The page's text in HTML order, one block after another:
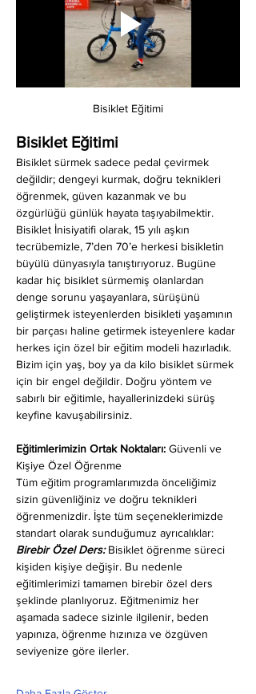
Bisiklet Eğitimi
Bisiklet Eğitimi
Bisiklet sürmek sadece pedal çevirmek
değildir; dengeyi kurmak, doğru teknikleri
öğrenmek, güven kazanmak ve bu
özgürlüğü günlük hayata taşıyabilmektir.
Bisiklet İnisiyatifi olarak, 15 yılı aşkın
tecrübemizle, 7’den 70’e herkesi bisikletin
büyülü dünyasıyla tanıştırıyoruz. Bugüne
kadar hiç bisiklet sürmemiş olanlardan
denge sorunu yaşayanlara, sürüşünü
geliştirmek isteyenlerden bisikleti yaşamının
bir parçası haline getirmek isteyenlere kadar
herkes için özel bir eğitim modeli hazırladık.
Bizim için yaş, boy ya da kilo bisiklet sürmek
için bir engel değildir. Doğru yöntem ve
sabırlı bir eğitimle, hayallerinizdeki sürüş
keyfine kavuşabilirsiniz.
Eğitimlerimizin Ortak Noktaları: Güvenli ve
Kişiye Özel Öğrenme
Tüm eğitim programlarımızda önceliğimiz
sizin güvenliğiniz ve doğru teknikleri
öğrenmenizdir. İşte tüm seçeneklerimizde
standart olarak sunduğumuz ayrıcalıklar:
Birebir Özel Ders: Bisiklet öğrenme süreci
kişiden kişiye değişir. Bu nedenle
eğitimlerimizi tamamen birebir özel ders
şeklinde planlıyoruz. Eğitmenimiz her
aşamada sadece sizinle ilgilenir, beden
yapınıza, öğrenme hızınıza ve özgüven
seviyenize göre ilerler.